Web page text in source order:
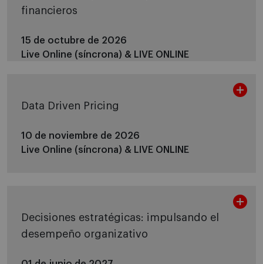
financieros
15 de octubre de 2026
Live Online (síncrona) & LIVE ONLINE
Data Driven Pricing
10 de noviembre de 2026
Live Online (síncrona) & LIVE ONLINE
Decisiones estratégicas: impulsando el
desempeño organizativo